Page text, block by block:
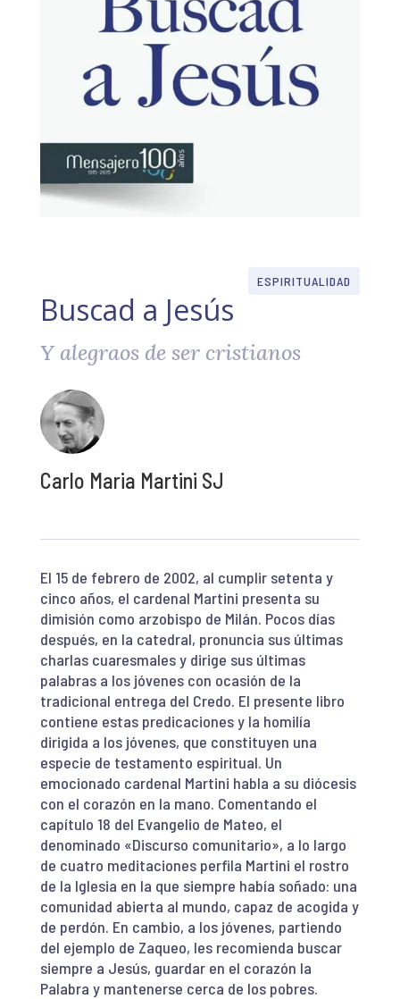
ESPIRITUALIDAD
Buscad a Jesús
Y alegraos de ser cristianos
Carlo Maria Martini SJ
El 15 de febrero de 2002, al cumplir setenta y
cinco años, el cardenal Martini presenta su
dimisión como arzobispo de Milán. Pocos días
después, en la catedral, pronuncia sus últimas
charlas cuaresmales y dirige sus últimas
palabras a los jóvenes con ocasión de la
tradicional entrega del Credo. El presente libro
contiene estas predicaciones y la homilía
dirigida a los jóvenes, que constituyen una
especie de testamento espiritual. Un
emocionado cardenal Martini habla a su diócesis
con el corazón en la mano. Comentando el
capítulo 18 del Evangelio de Mateo, el
denominado «Discurso comunitario», a lo largo
de cuatro meditaciones perfila Martini el rostro
de la Iglesia en la que siempre había soñado: una
comunidad abierta al mundo, capaz de acogida y
de perdón. En cambio, a los jóvenes, partiendo
del ejemplo de Zaqueo, les recomienda buscar
siempre a Jesús, guardar en el corazón la
Palabra y mantenerse cerca de los pobres.